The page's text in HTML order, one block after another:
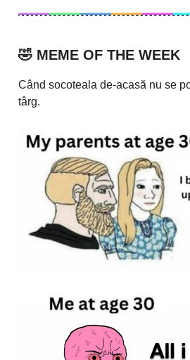
🤣 MEME OF THE WEEK
Când socoteala de-acasă nu se
târg.